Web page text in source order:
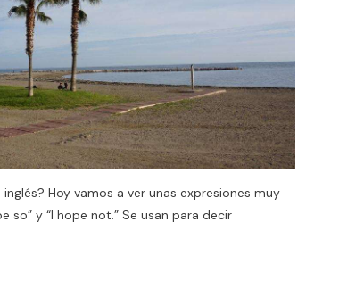
Hoy vamos a ver unas expresiones muy
so” y “I hope not.” Se usan para decir